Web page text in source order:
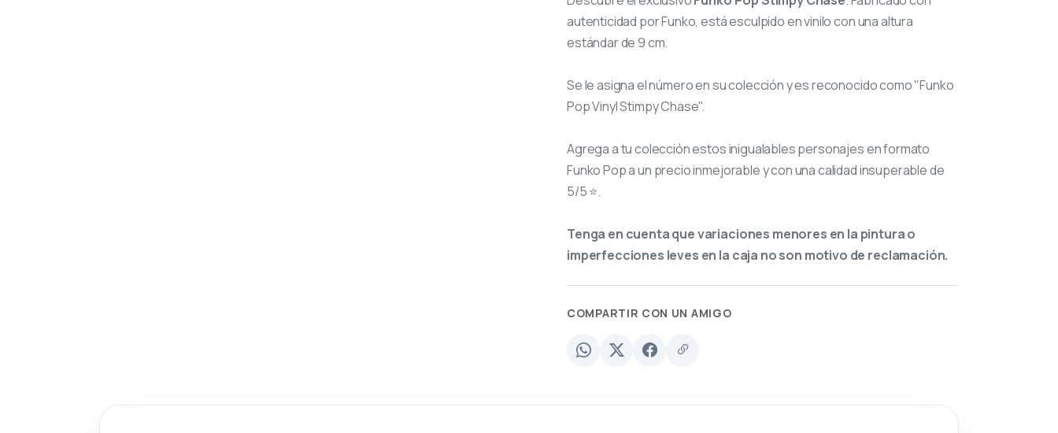
autenticidad por Funko, está esculpido en vinilo con una altura
estándar de 9 cm.
Se le asigna el númeroen su colección y es reconocido como "Funko
Pop Vinyl Stimpy Chase".
Agrega a tu colección estos inigualables personajes en formato
Funko Pop a un precio inmejorable y con una calidad insuperable de
5/5 ⭐.
Tenga en cuenta que variaciones menores en la pintura o
imperfecciones leves en la caja no son motivo de reclamación.
COMPARTIR CON UN AMIGO